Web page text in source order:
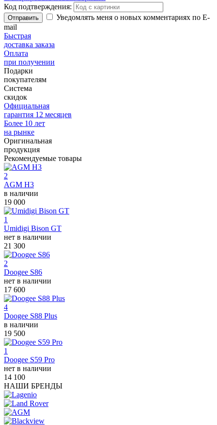
Код подтверждения:
Отправить
Уведомлять меня о новых комментариях по E-
mail
Быстрая
доставка заказа
Оплата
при получении
Подарки
покупателям
Система
скидок
Официальная
гарантия 12 месяцев
Более 10 лет
на рынке
Оригинальная
продукция
Рекомендуемые товары
2
AGM H3
в наличии
19 000
1
Umidigi Bison GT
нет в наличии
21 300
2
Doogee S86
нет в наличии
17 600
4
Doogee S88 Plus
в наличии
19 500
1
Doogee S59 Pro
нет в наличии
14 100
НАШИ БРЕНДЫ